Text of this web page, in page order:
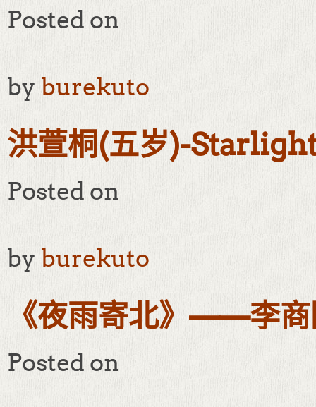
Posted on
by burekuto
洪萱桐(五岁)-
Posted on
by burekuto
《夜雨寄北》——李
Posted on